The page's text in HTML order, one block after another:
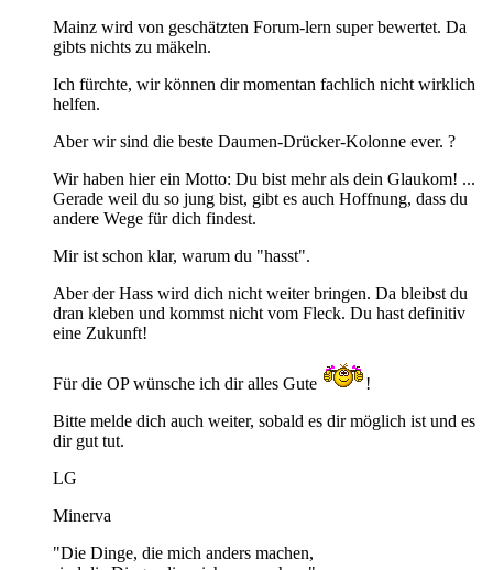
Mainz wird von geschätzten Forum-lern super bewertet. Da
gibts nichts zu mäkeln.
Ich fürchte, wir können dir momentan fachlich nicht wirklich
helfen.
Aber wir sind die beste Daumen-Drücker-Kolonne ever. ?
Wir haben hier ein Motto: Du bist mehr als dein Glaukom! ...
Gerade weil du so jung bist, gibt es auch Hoffnung, dass du
andere Wege für dich findest.
Mir ist schon klar, warum du "hasst".
Aber der Hass wird dich nicht weiter bringen. Da bleibst du
dran kleben und kommst nicht vom Fleck. Du hast definitiv
eine Zukunft!
Für die OP wünsche ich dir alles Gute
!
Bitte melde dich auch weiter, sobald es dir möglich ist und es
dir gut tut.
LG
Minerva
"Die Dinge, die mich anders machen,